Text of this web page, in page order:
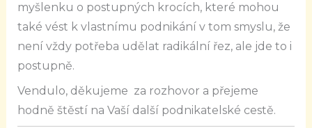
myšlenku o postupných krocích, které mohou
také vést k vlastnímu podnikání v tom smyslu, že
není vždy potřeba udělat radikální řez, ale jde to i
postupně.
Vendulo, děkujeme za rozhovor a přejeme
hodně štěstí na Vaší další podnikatelské cestě.